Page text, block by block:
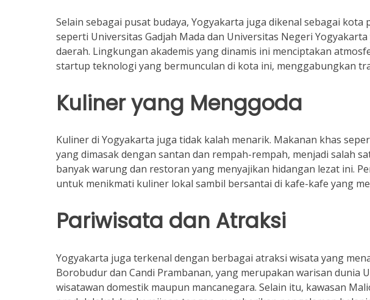
Selain sebagai pusat budaya, Yogyakarta juga dikenal sebagai
seperti Universitas Gadjah Mada dan Universitas Negeri
daerah. Lingkungan akademis yang dinamis ini menciptakan
startup teknologi yang bermunculan di kota ini, menggabungkan
Kuliner yang Menggoda
Kuliner di Yogyakarta juga tidak kalah menarik. Makanan khas
yang dimasak dengan santan dan rempah-rempah, menjadi salah
banyak warung dan restoran yang menyajikan hidangan lezat ini.
untuk menikmati kuliner lokal sambil bersantai di kafe-kafe yang
Pariwisata dan Atraksi
Yogyakarta juga terkenal dengan berbagai atraksi wisata yang
Borobudur dan Candi Prambanan, yang merupakan warisan dunia
wisatawan domestik maupun mancanegara. Selain itu, kawasan